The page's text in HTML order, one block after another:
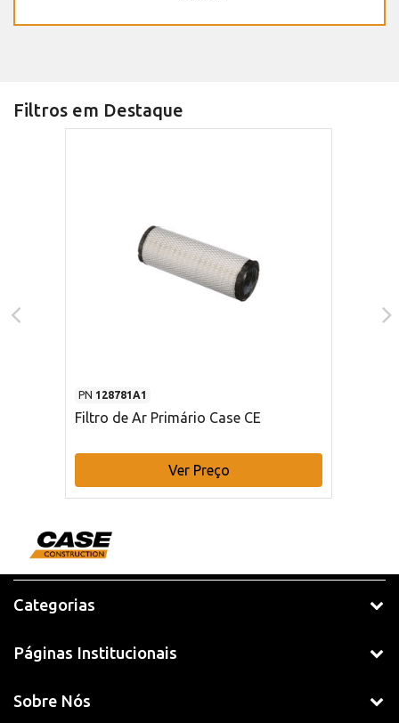
Filtros em Destaque
PN 128781A1
Filtro de Ar Primário Case CE
Ver Preço
Categorias
Páginas Institucionais
Sobre Nós